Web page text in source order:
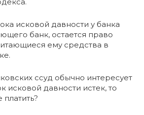
исковой давности у банка
банк, остается право
ему средства в
ссуд обычно интересует
исковой давности истек, то